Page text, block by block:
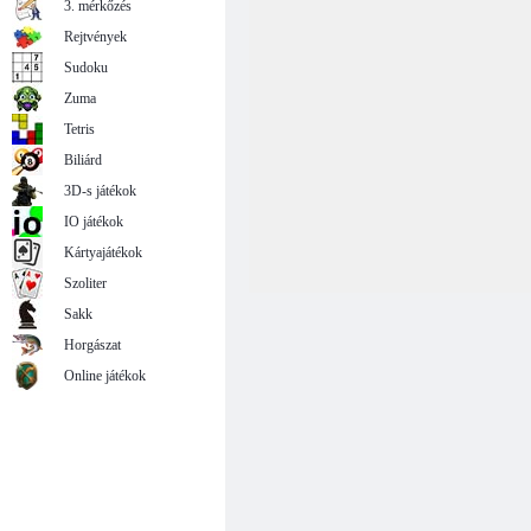
3. mérkőzés
Rejtvények
Sudoku
Zuma
Tetris
Biliárd
3D-s játékok
IO játékok
Kártyajátékok
Szoliter
Sakk
Horgászat
Online játékok